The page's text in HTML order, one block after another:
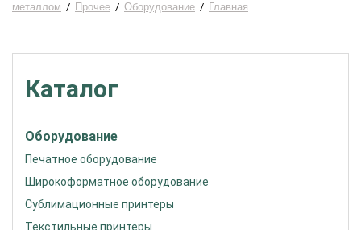
металлом / Прочее / Оборудование / Главная
Каталог
Оборудование
Печатное оборудование
Широкоформатное оборудование
Сублимационные принтеры
Текстильные принтеры